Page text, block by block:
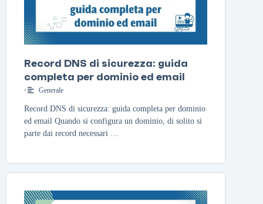
Record DNS di sicurezza: guida
completa per dominio ed email
• Generale
Record DNS di sicurezza: guida completa per dominio
ed email Quando si configura un dominio, di solito si
parte dai record necessari …